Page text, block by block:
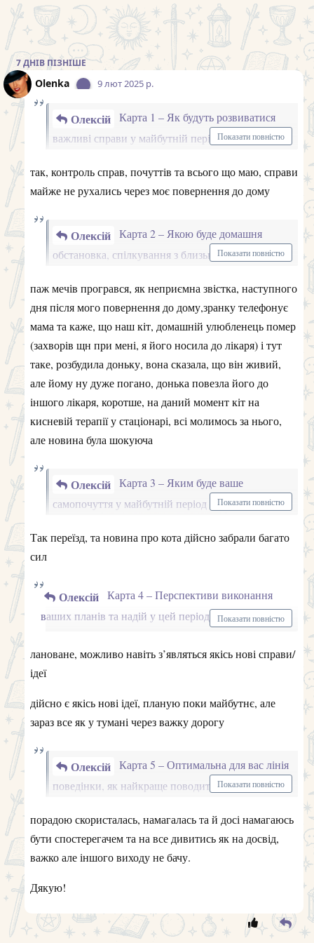
зважаючи на можливі негаразди. Починати щось
нове, досліджувати, спостерігати за тим як все
відбувається навколо та бути відкритою до нових
пригод
порадою скористалась, намагалась та й досі намагаюсь
бути спостерегачем та на все дивитись як на досвід,
важко але іншого виходу не бачу.
Дякую!
Olenka 9 лют 2025 р. ✏️
Карта 1 – Як будуть розвиватися важливі справи у
майбутній період
розвиватися з прицілом на монетизацію, можлива
співпраця або відвідування державних органів
з близькими, коханою людиною10 пентаклів багато
контактів з родичами, але все буде відбуватись у
дружелюбній атмосфері
Карта 3 – Яким буде ваше самопочуття у майбутній
період 7 мечівможе бути легка застуда, на яку Ви не
звернете увагу, але певний дискомфорт може трохи
бути
Карта 4 – Перспективи виконання ваших планів та
надій у цей період6 мечів плани рухаються в новому
Карта 5 – Оптимальна для вас лінія поведінки, як
найкраще поводитись
8 мечів ще не час діяти активно,
є певні обмеження, тому спостерігайте та чекайте
влучного моменту.
Гарного тижня та дякую за смайли та нові кнопки для
1